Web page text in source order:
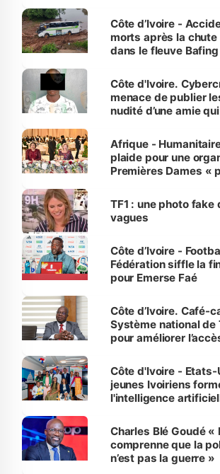
Côte d’Ivoire -
morts après la chute
dans le fleuve
des Transports
Côte d'Ivoire.
menace de publier
nudité d’une amie
Afrique -
plaide pour une
Premières Dames «
sur la scène
TF1 : une photo fake
vagues
Côte d’Ivoire -
Fédération siffle la
pour Emerse Faé
Côte d’Ivoire. Café-
Système national de
pour améliorer
Côte d'Ivoire - Etats-
jeunes Ivoiriens
l'intelligence
Charles Blé Goudé «
comprenne que la
n’est pas la guerre »